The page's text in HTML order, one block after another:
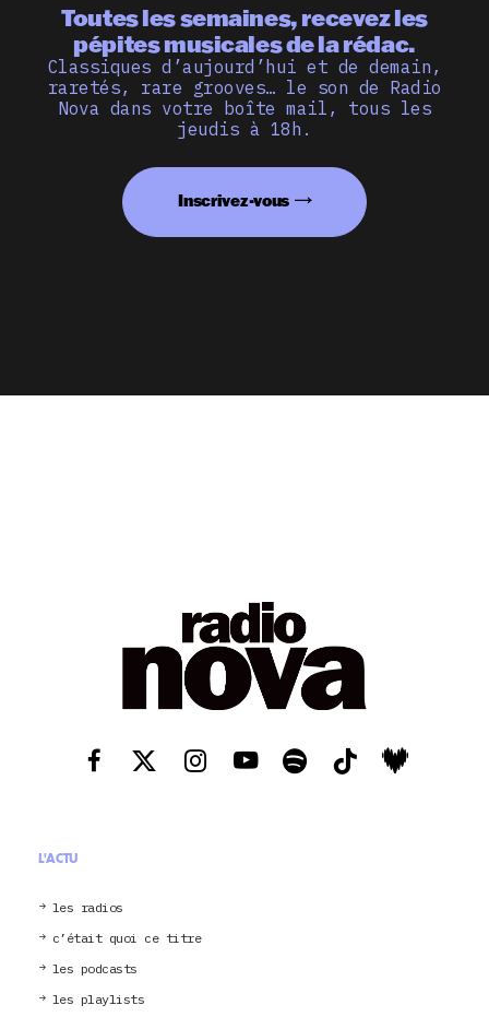
Toutes les semaines, recevez les
pépites musicales de la rédac.
Classiques d’aujourd’hui et de demain,
raretés, rare grooves… le son de Radio
Nova dans votre boîte mail, tous les
jeudis à 18h.
Inscrivez-vous
L'ACTU
les radios
c’était quoi ce titre
les podcasts
les playlists